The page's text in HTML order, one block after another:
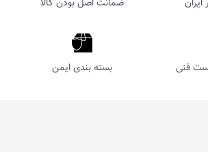
ضمانت اصل بودن کالا
فنی بسته بندی ایمن